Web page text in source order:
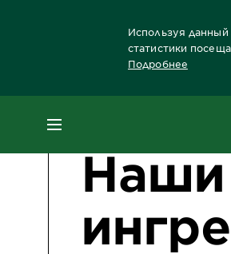
Используя данный
статистики
Подробнее
МЕНЮ
Наши